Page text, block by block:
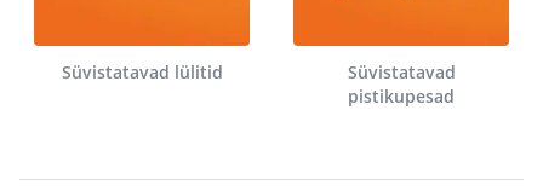
Süvistatavad lülitid
Süvistatavad
pistikupesad